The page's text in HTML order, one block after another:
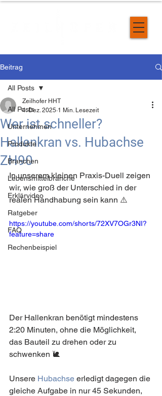
Beitrag
All Posts
Unternehmen
Produkte
Branchen
Lebensmittelbranche
Erklärvideo
Ratgeber
FAQ
Rechenbeispiel
All Posts
Wer ist schneller?
Hallenkran vs. Hubachse
ZH90
Zeilhofer HHT
4. Dez. 2025 1 Min. Lesezeit
In unserem kleinen Praxis-Duell zeigen
wir, wie groß der Unterschied in der
realen Handhabung sein kann ⚠️
https://youtube.com/shorts/72XV7OGr3NI?
feature=share
Der Hallenkran benötigt mindestens
2:20 Minuten, ohne die Möglichkeit,
das Bauteil zu drehen oder zu
schwenken 🐌
Unsere Hubachse erledigt dagegen die
gleiche Aufgabe in nur 45 Sekunden,